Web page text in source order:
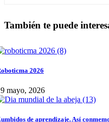
También te puede
2026
mayo, 2026
de aprendizaje. Así